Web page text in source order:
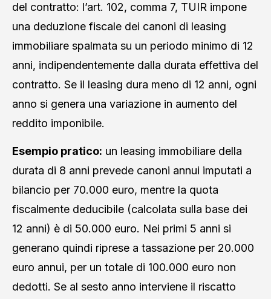
del contratto: l’art. 102, comma 7, TUIR impone
una deduzione fiscale dei canoni di leasing
immobiliare spalmata su un periodo minimo di 12
anni, indipendentemente dalla durata effettiva del
contratto. Se il leasing dura meno di 12 anni, ogni
anno si genera una variazione in aumento del
reddito imponibile.
Esempio pratico: un leasing immobiliare della
durata di 8 anni prevede canoni annui imputati a
bilancio per 70.000 euro, mentre la quota
fiscalmente deducibile (calcolata sulla base dei
12 anni) è di 50.000 euro. Nei primi 5 anni si
generano quindi riprese a tassazione per 20.000
euro annui, per un totale di 100.000 euro non
dedotti. Se al sesto anno interviene il riscatto